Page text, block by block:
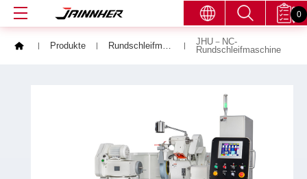
0
Produkte
JHU－NC-
Rundschleifmaschine